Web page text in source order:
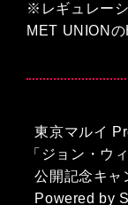
※レギュレー
MET UNIONの
東京マルイ
「ジョン・ウ
公開記念キャ
Powered by